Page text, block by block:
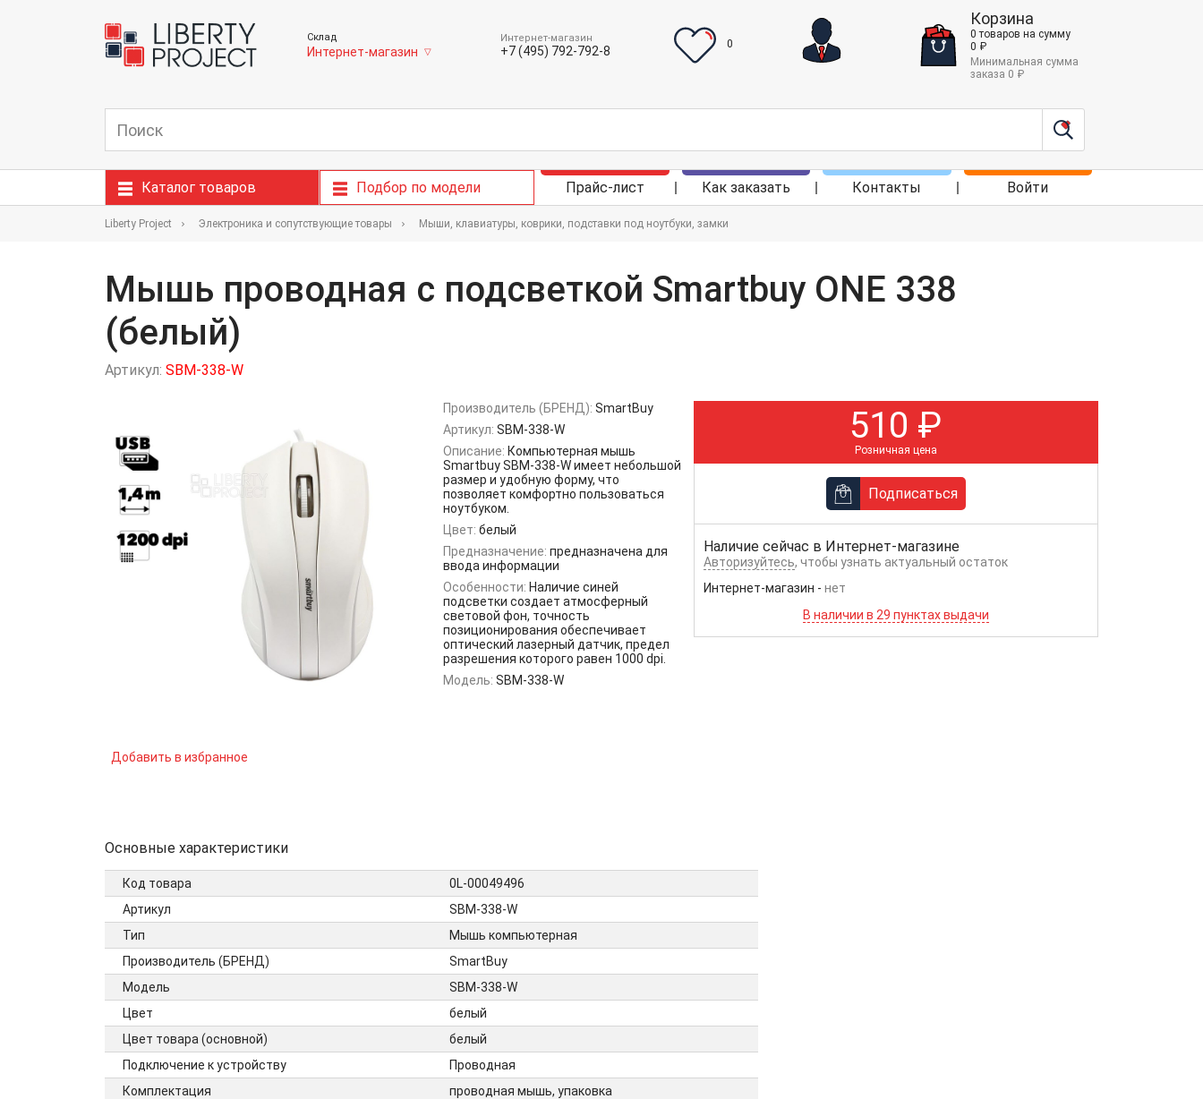
Склад
Интернет-магазин ▽
Интернет-магазин
+7 (495) 792-792-8
0
Корзина
0 товаров на сумму
0 ₽
Минимальная сумма
заказа 0 ₽
Каталог товаров Подбор по модели Прайс-лист Как заказать Контакты Войти
Liberty Project Электроника и сопутствующие товары Мыши, клавиатуры, коврики, подставки под ноутбуки, замки
Мышь проводная с подсветкой Smartbuy ONE 338
(белый)
Артикул: SBM-338-W
Добавить в избранное
Производитель (БРЕНД): SmartBuy
Артикул: SBM-338-W
Описание: Компьютерная мышь
Smartbuy SBM-338-W имеет небольшой
размер и удобную форму, что
позволяет комфортно пользоваться
ноутбуком.
Цвет: белый
Предназначение: предназначена для
ввода информации
Особенности: Наличие синей
подсветки создает атмосферный
световой фон, точность
позиционирования обеспечивает
оптический лазерный датчик, предел
разрешения которого равен 1000 dpi.
Модель: SBM-338-W
510 ₽
Розничная цена
Подписаться
Наличие сейчас в Интернет-магазине
Авторизуйтесь, чтобы узнать актуальный остаток
Интернет-магазин - нет
В наличии в 29 пунктах выдачи
Основные характеристики
Код товара
0L-00049496
Артикул
SBM-338-W
Тип
Мышь компьютерная
Производитель (БРЕНД)
SmartBuy
Модель
SBM-338-W
Цвет
белый
Цвет товара (основной)
белый
Подключение к устройству
Проводная
Комплектация
проводная мышь, упаковка